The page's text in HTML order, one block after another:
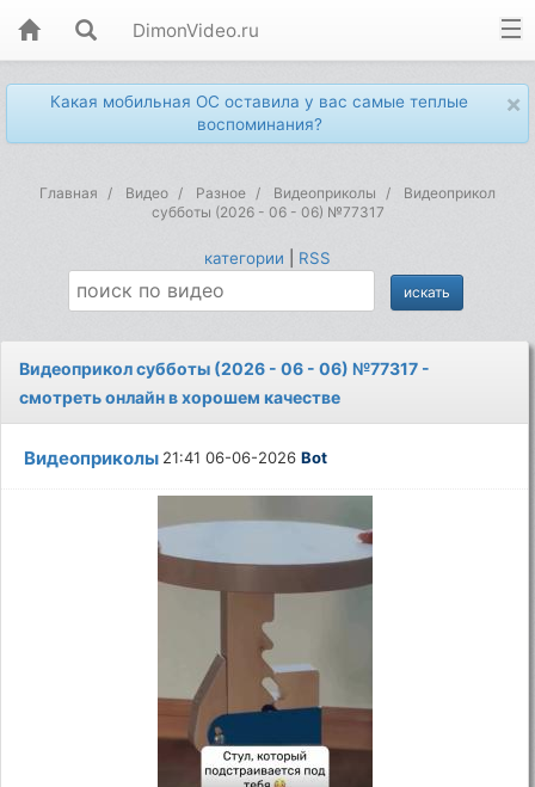
DimonVideo.ru
×
Какая мобильная ОС оставила у вас самые теплые
воспоминания?
Главная Видео Разное Видеоприколы
Видеоприкол
субботы (2026 - 06 - 06) №77317
категории RSS
Видеоприкол субботы (2026 - 06 - 06) №77317 -
смотреть онлайн в хорошем качестве
Видеоприколы 21:41 06-06-2026Bot